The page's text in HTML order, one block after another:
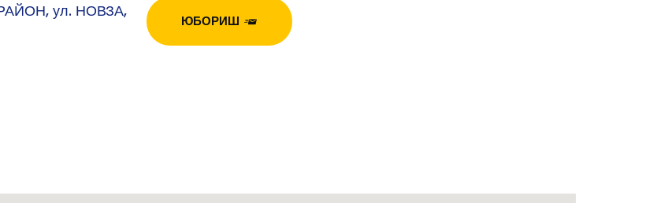
ул. НОВЗА,
ЮБОРИШ